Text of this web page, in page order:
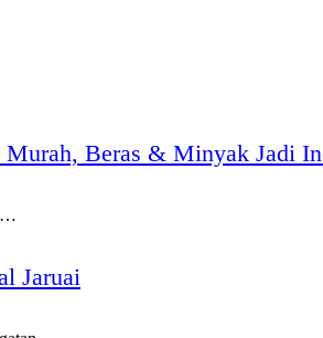
Beras & Minyak Jadi
Jaruai